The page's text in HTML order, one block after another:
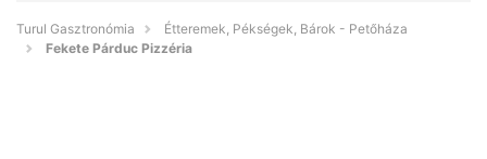
Turul Gasztronómia
Étteremek, Pékségek, Bárok - Petőháza
Fekete Párduc Pizzéria